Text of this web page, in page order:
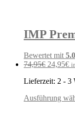
IMP
Bewertet mit
74,95€
war:
24,95€
Lieferzeit: 2 - 3
Ausführung